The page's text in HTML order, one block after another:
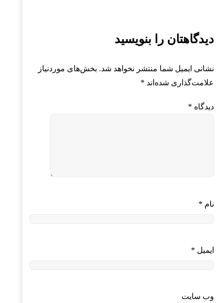
دیدگاهتان را بنویسید
نشانی ایمیل شما منتشر نخواهد شد. بخش‌های موردنیاز
علامت‌گذاری شده‌اند *
دیدگاه *
نام *
ایمیل *
وب‌ سایت